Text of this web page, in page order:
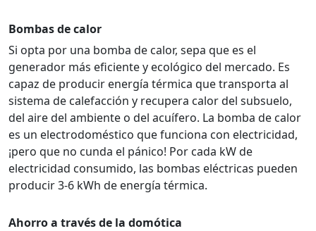
Bombas de calor
Si opta por una bomba de calor, sepa que es el
generador más eficiente y ecológico del mercado. Es
capaz de producir energía térmica que transporta al
sistema de calefacción y recupera calor del subsuelo,
del aire del ambiente o del acuífero. La bomba de calor
es un electrodoméstico que funciona con electricidad,
¡pero que no cunda el pánico! Por cada kW de
electricidad consumido, las bombas eléctricas pueden
producir 3-6 kWh de energía térmica.
Ahorro a través de la domótica